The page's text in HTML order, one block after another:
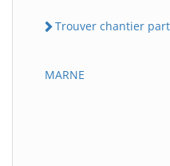
Trouver chantier
MARNE